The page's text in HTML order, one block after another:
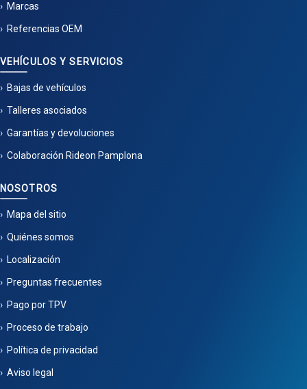
Marcas
Referencias OEM
VEHÍCULOS Y SERVICIOS
Bajas de vehículos
Talleres asociados
Garantías y devoluciones
Colaboración Rideon Pamplona
NOSOTROS
Mapa del sitio
Quiénes somos
Localización
Preguntas frecuentes
Pago por TPV
Proceso de trabajo
Política de privacidad
Aviso legal